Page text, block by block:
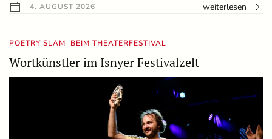
4. AUGUST 2026 weiterlesen
POETRY SLAM BEIM THEATERFESTIVAL
Wortkünstler im Isnyer Festivalzelt